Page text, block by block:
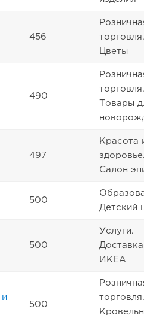
456
Розничная
торговля.
Цветы
490
Розничная
торговля.
Товары для
497
Красота и
здоровье.
Салон
500
Детский
500
Услуги.
Доставка
ИКЕА
и
500
Розничная
торговля.